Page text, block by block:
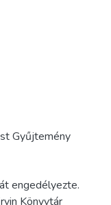
Gyűjtemény
engedélyezte.
Könyvtár